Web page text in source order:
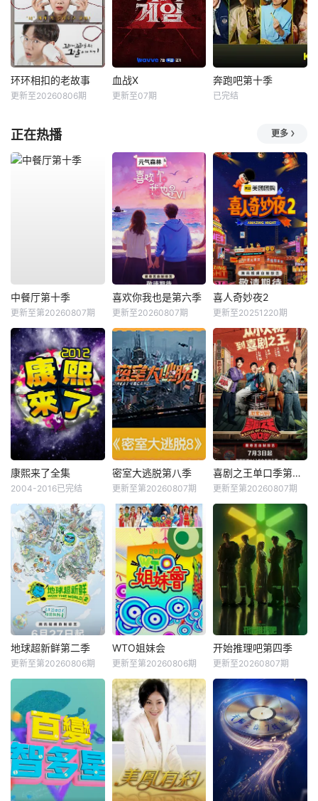
环环相扣的老故事
更新至20260806期
血战X
更新至07期
奔跑吧第十季
已完结
正在热播 更多
中餐厅第十季
更新至第20260807期
喜欢你我也是第六季
更新至20260807期
喜人奇妙夜2
更新至20251220期
康熙来了全集
2004-2016已完结
密室大逃脱第八季
更新至第20260807期
喜剧之王单口季第三季
更新至第20260807期
地球超新鲜第二季
更新至第20260806期
WTO姐妹会
更新至第20260806期
开始推理吧第四季
更新至20260807期